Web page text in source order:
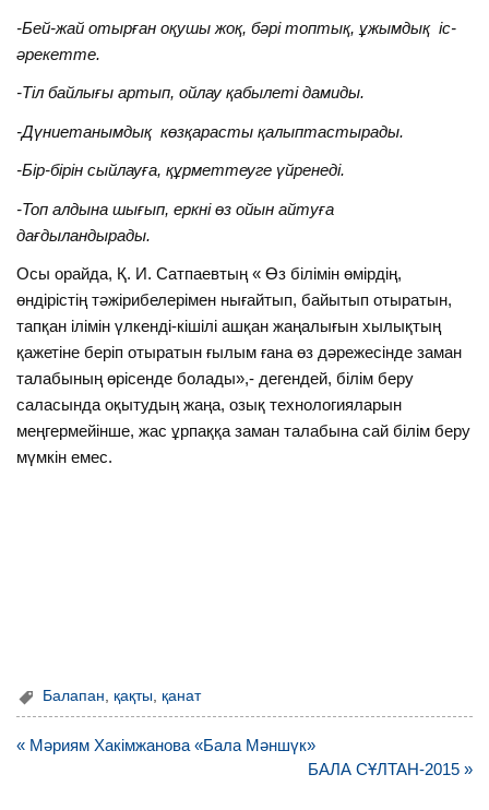
-Бей-жай отырған оқушы жоқ, бәрі топтық, ұжымдық іс-
әрекетте.
-Тіл байлығы артып, ойлау қабылеті дамиды.
-Дүниетанымдық көзқарасты қалыптастырады.
-Бір-бірін сыйлауға, құрметтеуге үйренеді.
-Топ алдына шығып, еркні өз ойын айтуға
дағдыландырады.
Осы орайда, Қ. И. Сатпаевтың « Өз білімін өмірдің,
өндірістің тәжірибелерімен нығайтып, байытып отыратын,
тапқан ілімін үлкенді-кішілі ашқан жаңалығын хылықтың
қажетіне беріп отыратын ғылым ғана өз дәрежесінде заман
талабының өрісенде болады»,- дегендей, білім беру
саласында оқытудың жаңа, озық технологияларын
меңгермейінше, жас ұрпаққа заман талабына сай білім беру
мүмкін емес.
Балапан қақты қанат
Навигация
« Мәриям Хакімжанова «Бала Мәншүк»
БАЛА СҰЛТАН-2015 »